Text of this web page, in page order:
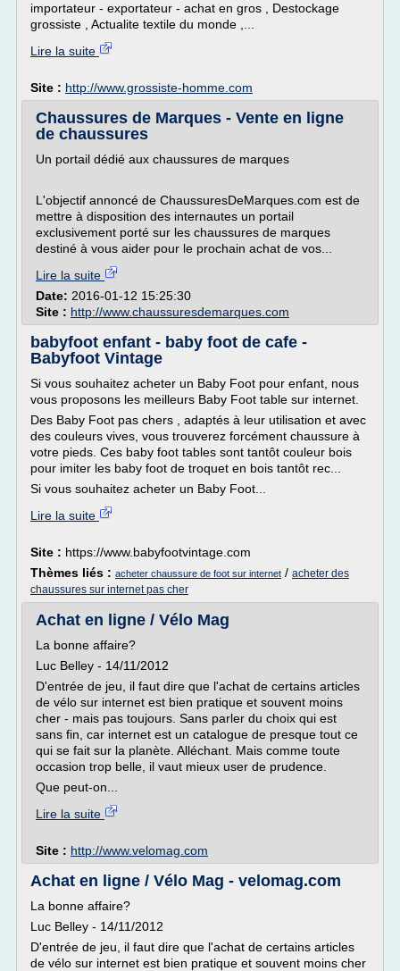
importateur - exportateur - achat en gros , Destockage
grossiste , Actualite textile du monde ,...
Lire la suite
Site : http://www.grossiste-homme.com
Chaussures de Marques - Vente en ligne
de chaussures
Un portail dédié aux chaussures de marques
L'objectif annoncé de ChaussuresDeMarques.com est de
mettre à disposition des internautes un portail
exclusivement porté sur les chaussures de marques
destiné à vous aider pour le prochain achat de vos...
Lire la suite
Date: 2016-01-12 15:25:30
Site : http://www.chaussuresdemarques.com
babyfoot enfant - baby foot de cafe -
Babyfoot Vintage
Si vous souhaitez acheter un Baby Foot pour enfant, nous
vous proposons les meilleurs Baby Foot table sur internet.
Des Baby Foot pas chers , adaptés à leur utilisation et avec
des couleurs vives, vous trouverez forcément chaussure à
votre pieds. Ces baby foot tables sont tantôt couleur bois
pour imiter les baby foot de troquet en bois tantôt rec...
Si vous souhaitez acheter un Baby Foot...
Lire la suite
Site : https://www.babyfootvintage.com
Thèmes liés : acheter chaussure de foot sur internet / acheter des
chaussures sur internet pas cher
Achat en ligne / Vélo Mag
La bonne affaire?
Luc Belley - 14/11/2012
D'entrée de jeu, il faut dire que l'achat de certains articles
de vélo sur internet est bien pratique et souvent moins
cher - mais pas toujours. Sans parler du choix qui est
sans fin, car internet est un catalogue de presque tout ce
qui se fait sur la planète. Alléchant. Mais comme toute
occasion trop belle, il vaut mieux user de prudence.
Que peut-on...
Lire la suite
Site : http://www.velomag.com
Achat en ligne / Vélo Mag - velomag.com
La bonne affaire?
Luc Belley - 14/11/2012
D'entrée de jeu, il faut dire que l'achat de certains articles
de vélo sur internet est bien pratique et souvent moins cher